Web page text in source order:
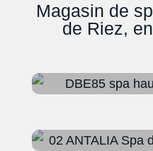
Magasin de
de Riez,